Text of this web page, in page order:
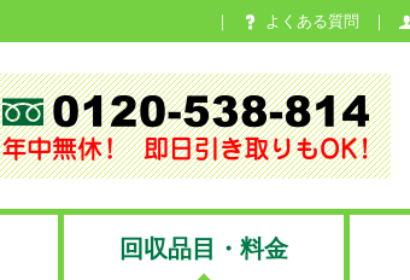
よくある質問
回収品目・料金